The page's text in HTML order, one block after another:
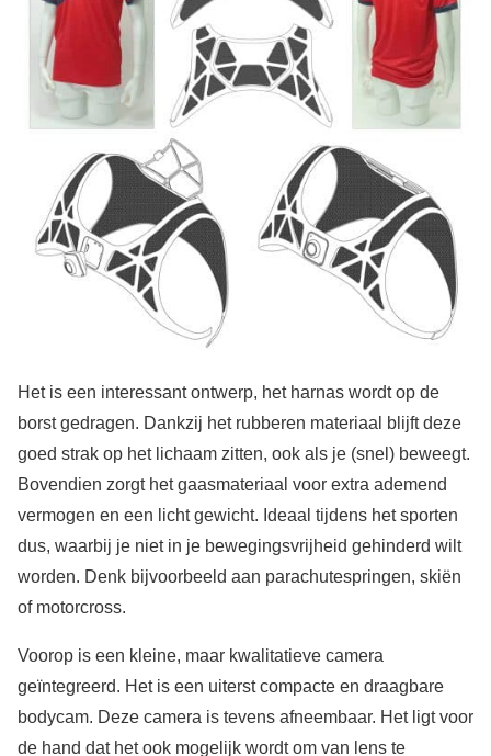
Het is een interessant ontwerp, het harnas wordt op de
borst gedragen. Dankzij het rubberen materiaal blijft deze
goed strak op het lichaam zitten, ook als je (snel) beweegt.
Bovendien zorgt het gaasmateriaal voor extra ademend
vermogen en een licht gewicht. Ideaal tijdens het sporten
dus, waarbij je niet in je bewegingsvrijheid gehinderd wilt
worden. Denk bijvoorbeeld aan parachutespringen, skiën
of motorcross.
Voorop is een kleine, maar kwalitatieve camera
geïntegreerd. Het is een uiterst compacte en draagbare
bodycam. Deze camera is tevens afneembaar. Het ligt voor
de hand dat het ook mogelijk wordt om van lens te